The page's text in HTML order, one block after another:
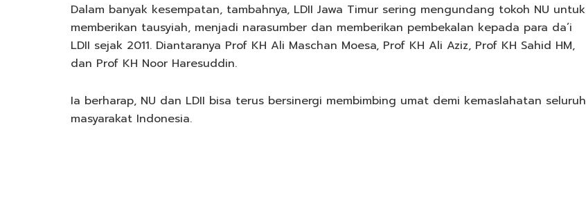
Dalam banyak kesempatan, tambahnya, LDII Jawa Timur sering mengundang tokoh NU untuk
memberikan tausyiah, menjadi narasumber dan memberikan pembekalan kepada para da’i
LDII sejak 2011. Diantaranya Prof KH Ali Maschan Moesa, Prof KH Ali Aziz, Prof KH Sahid HM,
dan Prof KH Noor Haresuddin.
Ia berharap, NU dan LDII bisa terus bersinergi membimbing umat demi kemaslahatan seluruh
masyarakat Indonesia.